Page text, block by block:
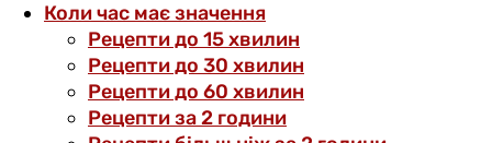
Коли час має значення
Рецепти до 15 хвилин
Рецепти до 30 хвилин
Рецепти до 60 хвилин
Рецепти за 2 години